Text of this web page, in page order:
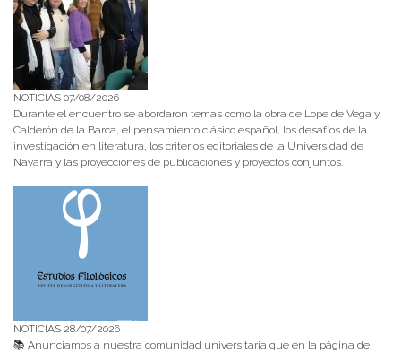
NOTICIAS 07/08/2026
Durante el encuentro se abordaron temas como la obra de Lope de Vega y
Calderón de la Barca, el pensamiento clásico español, los desafíos de la
investigación en literatura, los criterios editoriales de la Universidad de
Navarra y las proyecciones de publicaciones y proyectos conjuntos.
NOTICIAS 28/07/2026
📚 Anunciamos a nuestra comunidad universitaria que en la página de